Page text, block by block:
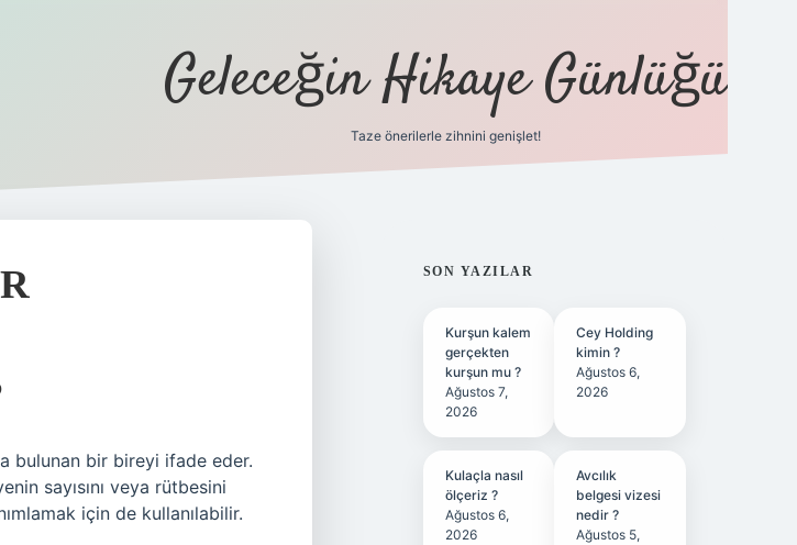
Geleceğin Hikaye Günlüğü
Taze önerilerle zihnini genişlet!
bulunan bir bireyi ifade eder.
sayısını veya rütbesini
için de kullanılabilir.
SIDEBAR
SON YAZILAR
Kurşun kalem
gerçekten
kurşun mu ?
Ağustos 7,
2026
Cey Holding
kimin ?
Ağustos 6,
2026
Kulaçla nasıl
ölçeriz ?
Ağustos 6,
2026
Avcılık
belgesi vizesi
nedir ?
Ağustos 5,